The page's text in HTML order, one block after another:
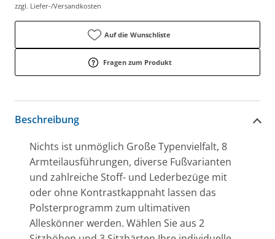
zzgl. Liefer-/Versandkosten
Auf die Wunschliste
Fragen zum Produkt
Beschreibung
Nichts ist unmöglich Große Typenvielfalt, 8
Armteilausführungen, diverse Fußvarianten
und zahlreiche Stoff- und Lederbezüge mit
oder ohne Kontrastkappnaht lassen das
Polsterprogramm zum ultimativen
Alleskönner werden. Wählen Sie aus 2